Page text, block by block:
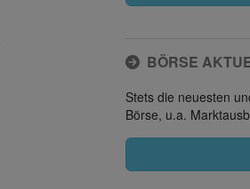
BÖRSE
Stets die neuesten
Börse, u.a.